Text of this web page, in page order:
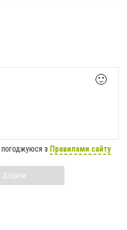
🙂
з Правилами сайту
Додати